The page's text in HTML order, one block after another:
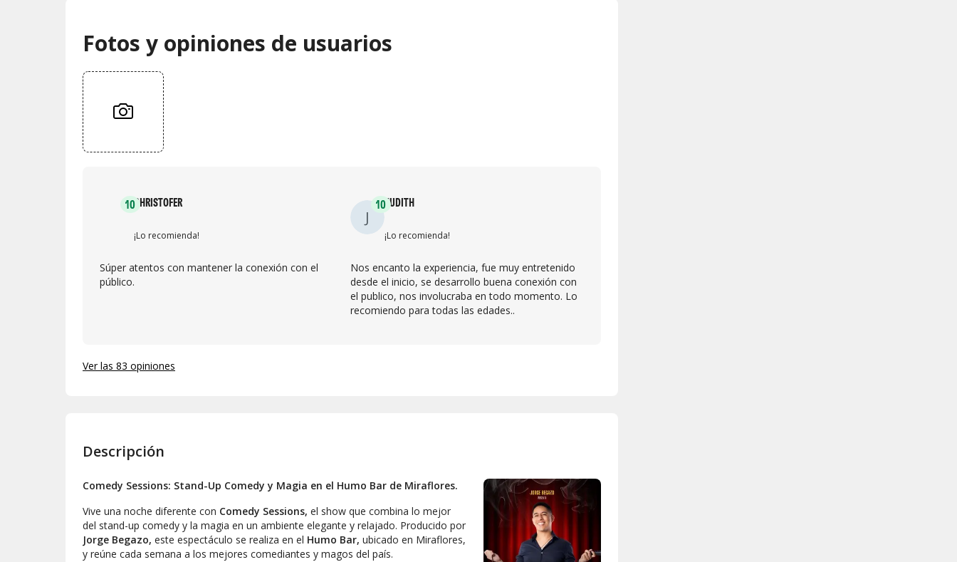
Fotos y opiniones de usuarios
10CHRISTOFER
¡Lo recomienda!
Súper atentos con mantener la conexión con el
público.
J
10JUDITH
¡Lo recomienda!
Nos encanto la experiencia, fue muy entretenido
desde el inicio, se desarrollo buena conexión con
el publico, nos involucraba en todo momento. Lo
recomiendo para todas las edades..
Ver las 83 opiniones
Descripción
Comedy Sessions: Stand-Up Comedy y Magia en el Humo Bar de Miraflores.
Vive una noche diferente con Comedy Sessions, el show que combina lo mejor
del stand-up comedy y la magia en un ambiente elegante y relajado. Producido por
Jorge Begazo, este espectáculo se realiza en el Humo Bar, ubicado en Miraflores,
y reúne cada semana a los mejores comediantes y magos del país.